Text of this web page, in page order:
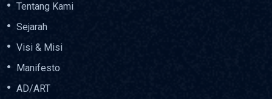
Tentang Kami
Sejarah
Visi & Misi
Manifesto
AD/ART